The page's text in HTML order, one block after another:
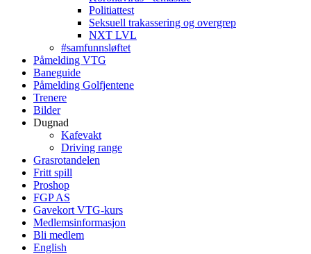
Politiattest
Seksuell trakassering og overgrep
NXT LVL
#samfunnsløftet
Påmelding VTG
Baneguide
Påmelding Golfjentene
Trenere
Bilder
Dugnad
Kafevakt
Driving range
Grasrotandelen
Fritt spill
Proshop
FGP AS
Gavekort VTG-kurs
Medlemsinformasjon
Bli medlem
English